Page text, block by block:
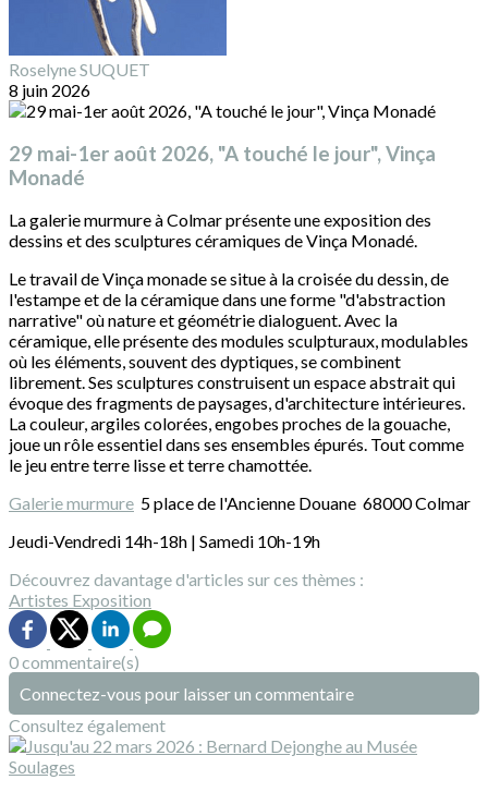
Roselyne SUQUET
8 juin 2026
29 mai-1er août 2026, "A touché le jour", Vinça
Monadé
La galerie murmure à Colmar présente une exposition des
dessins et des sculptures céramiques de Vinça Monadé.
Le travail de Vinça monade se situe à la croisée du dessin, de
l'estampe et de la céramique dans une forme "d'abstraction
narrative" où nature et géométrie dialoguent. Avec la
céramique, elle présente des modules sculpturaux, modulables
où les éléments, souvent des dyptiques, se combinent
librement. Ses sculptures construisent un espace abstrait qui
évoque des fragments de paysages, d'architecture intérieures.
La couleur, argiles colorées, engobes proches de la gouache,
joue un rôle essentiel dans ses ensembles épurés. Tout comme
le jeu entre terre lisse et terre chamottée.
Galerie murmure 5 place de l'Ancienne Douane 68000 Colmar
Jeudi-Vendredi 14h-18h | Samedi 10h-19h
Découvrez davantage d'articles sur ces thèmes :
Artistes Exposition
0 commentaire(s)
Connectez-vous pour laisser un commentaire
Consultez également